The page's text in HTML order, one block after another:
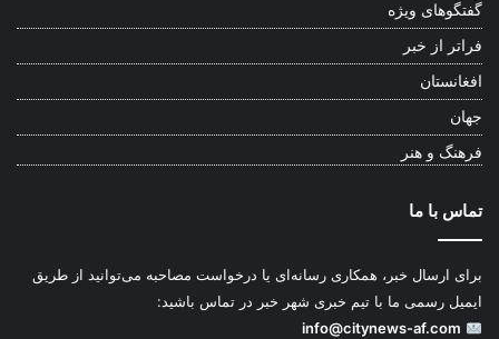
گفتگوهای ویژه
فراتر از خبر
افغانستان
جهان
فرهنگ و هنر
تماس با ما
برای ارسال خبر، همکاری رسانه‌ای یا درخواست مصاحبه می‌توانید از طریق
ایمیل رسمی ما با تیم خبری شهر خبر در تماس باشید:
info@citynews-af.com